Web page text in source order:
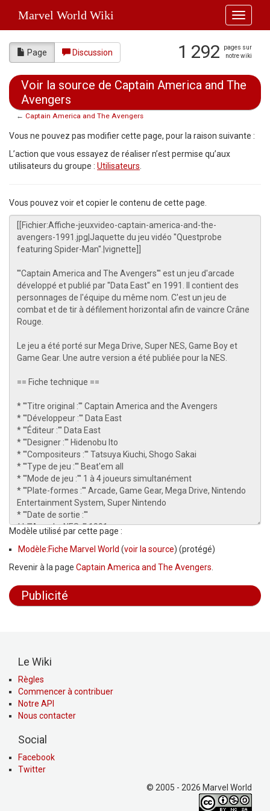
Toggle
Marvel World Wiki
Page Discussion 1 292
pages sur
notre wiki
Voir la source de Captain America and The
Avengers
← Captain America and The Avengers
Vous ne pouvez pas modifier cette page, pour la raison suivante :
L’action que vous essayez de réaliser n’est permise qu’aux
utilisateurs du groupe : Utilisateurs.
Vous pouvez voir et copier le contenu de cette page.
Modèle utilisé par cette page :
Modèle:Fiche Marvel World (voir la source) (protégé)
Revenir à la page Captain America and The Avengers.
Publicité
Le Wiki
Règles
Commencer à contribuer
Notre API
Nous contacter
Social
Facebook
Twitter
© 2005 - 2026 Marvel World